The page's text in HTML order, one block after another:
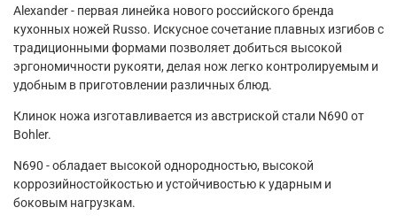
Alexander - первая линейка нового российского бренда
кухонных ножей Russo. Искусное сочетание плавных изгибов с
традиционными формами позволяет добиться высокой
эргономичности рукояти, делая нож легко контролируемым и
удобным в приготовлении различных блюд.
Клинок ножа изготавливается из австриской стали N690 от
Bohler.
N690 - обладает высокой однородностью, высокой
коррозийностойкостью и устойчивостью к ударным и
боковым нагрузкам.